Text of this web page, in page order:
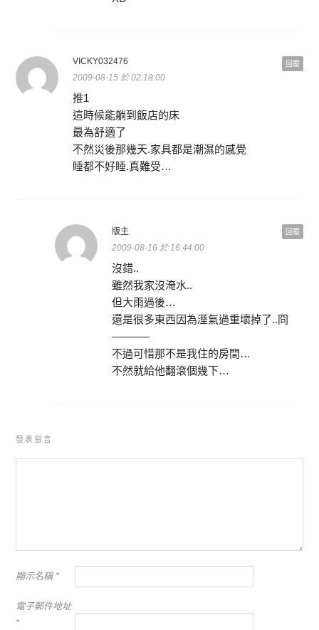
回覆
VICKY032476
2009-08-15 於 02:18:00
推1
這時候能躺到飯店的床
最為舒適了
不然災後那幾天.家具都是潮濕的感覺
睡都不好睡.真難受…
回覆
版主
2009-08-16 於 16:44:00
沒錯..
雖然我家沒淹水..
但大雨過後…
還是很多東西因為溼氣過重壞掉了..冏
———–
不過可惜那不是我住的房間…
不然就給他翻滾個幾下…
發表留言
顯示名稱 *
電子郵件地址
*